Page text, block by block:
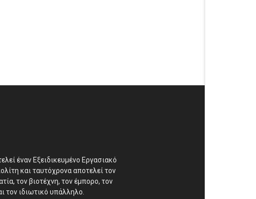
έναν Εξειδικευμένο Εργασιακό
και ταυτόχρονα αποτελεί τον
τον βιοτέχνη, τον έμπορο, τον
τον ιδιωτικό υπάλληλο.